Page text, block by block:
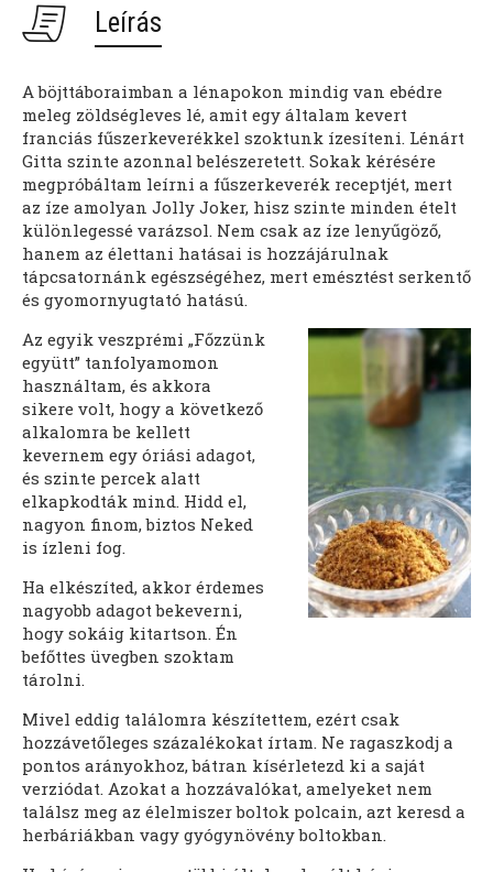
Leírás
A böjttáboraimban a lénapokon mindig van ebédre
meleg zöldségleves lé, amit egy általam kevert
franciás fűszerkeverékkel szoktunk ízesíteni. Lénárt
Gitta szinte azonnal belészeretett. Sokak kérésére
megpróbáltam leírni a fűszerkeverék receptjét, mert
az íze amolyan Jolly Joker, hisz szinte minden ételt
különlegessé varázsol. Nem csak az íze lenyűgöző,
hanem az élettani hatásai is hozzájárulnak
tápcsatornánk egészségéhez, mert emésztést serkentő
és gyomornyugtató hatású.
Az egyik veszprémi „Főzzünk
együtt” tanfolyamomon
használtam, és akkora
sikere volt, hogy a következő
alkalomra be kellett
kevernem egy óriási adagot,
és szinte percek alatt
elkapkodták mind. Hidd el,
nagyon finom, biztos Neked
is ízleni fog.
Ha elkészíted, akkor érdemes
nagyobb adagot bekeverni,
hogy sokáig kitartson. Én
befőttes üvegben szoktam
tárolni.
Mivel eddig találomra készítettem, ezért csak
hozzávetőleges százalékokat írtam. Ne ragaszkodj a
pontos arányokhoz, bátran kísérletezd ki a saját
verziódat. Azokat a hozzávalókat, amelyeket nem
találsz meg az élelmiszer boltok polcain, azt keresd a
herbáriákban vagy gyógynövény boltokban.